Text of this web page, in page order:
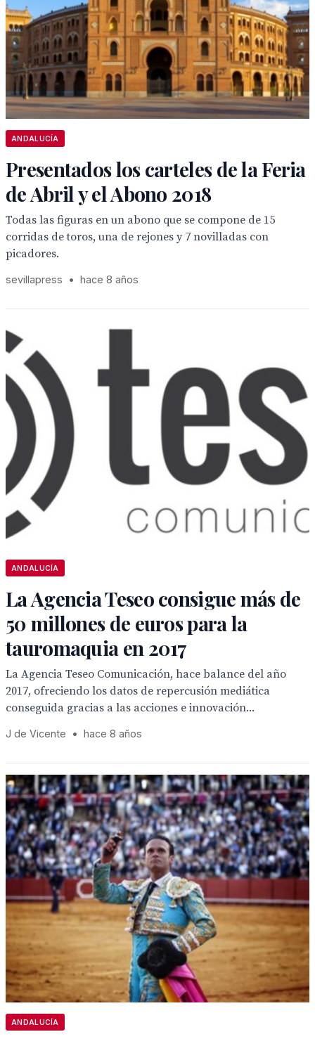
ANDALUCÍA
Presentados los carteles de la Feria
de Abril y el Abono 2018
Todas las figuras en un abono que se compone de 15
corridas de toros, una de rejones y 7 novilladas con
picadores.
sevillapress • hace 8 años
ANDALUCÍA
La Agencia Teseo consigue más de
50 millones de euros para la
tauromaquia en 2017
La Agencia Teseo Comunicación, hace balance del año
2017, ofreciendo los datos de repercusión mediática
conseguida gracias a las acciones e innovación...
J de Vicente • hace 8 años
ANDALUCÍA